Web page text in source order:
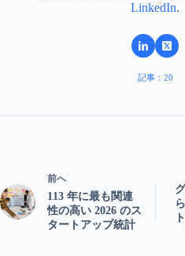
LinkedIn.
記事：20
前へ
113 年に最も関連
性の高い 2026 のス
タートアップ統計